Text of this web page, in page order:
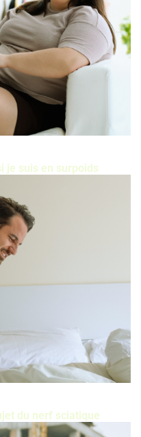
je suis en surpoids
du nerf sciatique